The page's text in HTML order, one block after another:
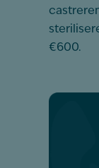
€600.